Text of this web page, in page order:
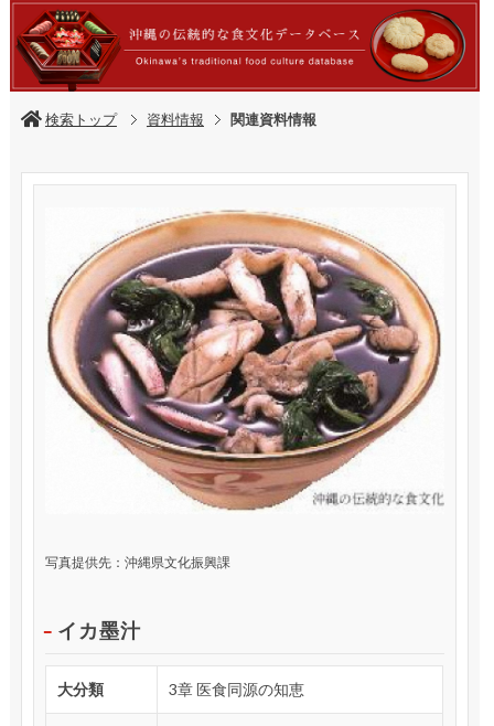
検索トップ 資料情報 関連資料情報
写真提供先：沖縄県文化振興課
イカ墨汁
大分類 3章 医食同源の知恵